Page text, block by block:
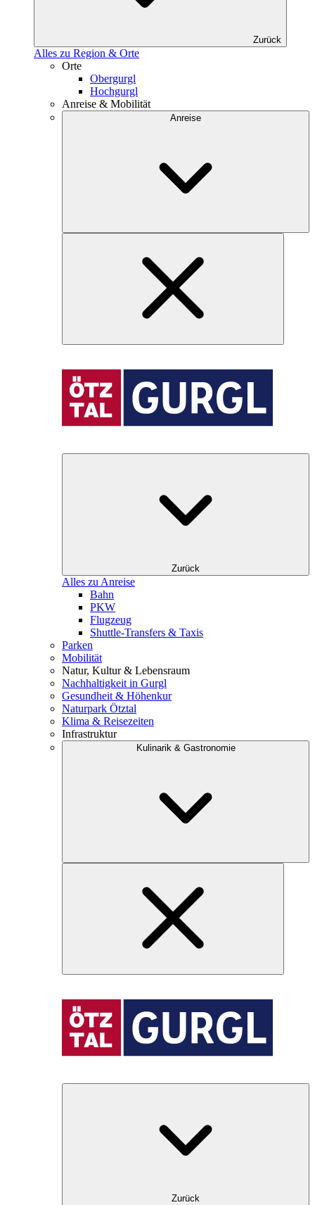
Zurück
Alles zu Region & Orte
Orte
Obergurgl
Hochgurgl
Anreise & Mobilität
Anreise
Zurück
Alles zu Anreise
Bahn
PKW
Flugzeug
Shuttle-Transfers & Taxis
Parken
Mobilität
Natur, Kultur & Lebensraum
Nachhaltigkeit in Gurgl
Gesundheit & Höhenkur
Naturpark Ötztal
Klima & Reisezeiten
Infrastruktur
Kulinarik & Gastronomie
Zurück